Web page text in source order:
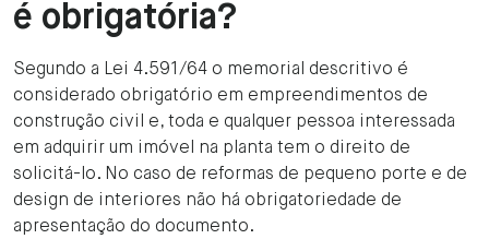
é obrigatória?
Segundo a Lei 4.591/64 o memorial descritivo é
considerado obrigatório em empreendimentos de
construção civil e, toda e qualquer pessoa interessada
em adquirir um imóvel na planta tem o direito de
solicitá-lo. No caso de reformas de pequeno porte e de
design de interiores não há obrigatoriedade de
apresentação do documento.